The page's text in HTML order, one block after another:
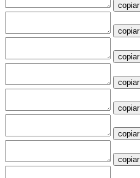
copiar
copiar
copiar
copiar
copiar
copiar
copiar